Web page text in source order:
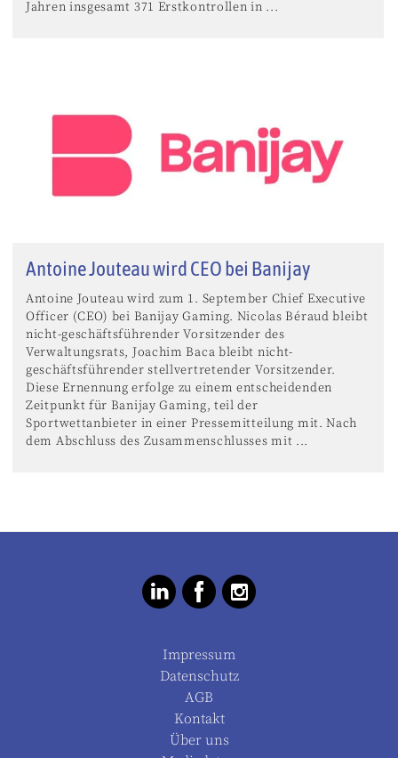
Jahren insgesamt 371 Erstkontrollen in ...
Antoine Jouteau wird CEO bei Banijay
Antoine Jouteau wird zum 1. September Chief Executive
Officer (CEO) bei Banijay Gaming. Nicolas Béraud bleibt
nicht-geschäftsführender Vorsitzender des
Verwaltungsrats, Joachim Baca bleibt nicht-
geschäftsführender stellvertretender Vorsitzender.
Diese Ernennung erfolge zu einem entscheidenden
Zeitpunkt für Banijay Gaming, teil der
Sportwettanbieter in einer Pressemitteilung mit. Nach
dem Abschluss des Zusammenschlusses mit ...
Impressum
Datenschutz
AGB
Kontakt
Über uns